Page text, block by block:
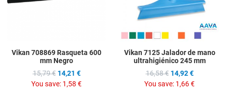
Vikan 708869 Rasqueta 600
mm Negro
15,79 € 14,21 €
You save: 1,58 €
Vikan 7125 Jalador de mano
ultrahigiénico 245 mm
16,58 € 14,92 €
You save: 1,66 €